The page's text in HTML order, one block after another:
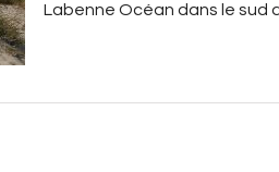
Labenne Océan dans le sud